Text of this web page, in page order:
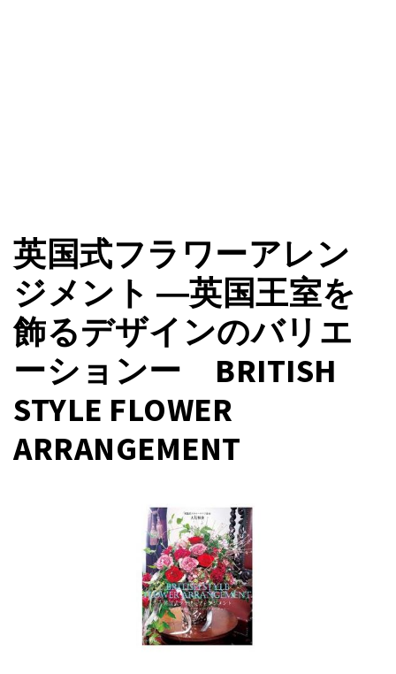
英国式フラワーアレン
ジメント ―英国王室を
飾るデザインのバリエ
ーションー BRITISH
STYLE FLOWER
ARRANGEMENT